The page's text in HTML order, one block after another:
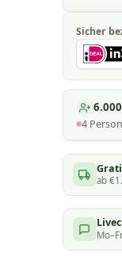
Sicher
4
ab